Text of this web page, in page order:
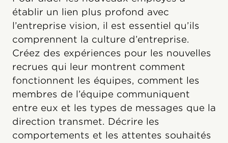
établir un lien plus profond avec
l’entreprise vision, il est essentiel qu’ils
comprennent la culture d’entreprise.
Créez des expériences pour les nouvelles
recrues qui leur montrent comment
fonctionnent les équipes, comment les
membres de l’équipe communiquent
entre eux et les types de messages que la
direction transmet. Décrire les
comportements et les attentes souhaités